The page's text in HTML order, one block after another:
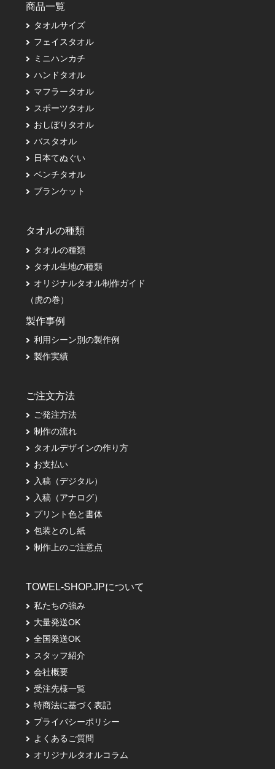
商品一覧
タオルサイズ
フェイスタオル
ミニハンカチ
ハンドタオル
マフラータオル
スポーツタオル
おしぼりタオル
バスタオル
日本てぬぐい
ベンチタオル
ブランケット
タオルの種類
タオルの種類
タオル生地の種類
オリジナルタオル制作ガイド
（虎の巻）
製作事例
利用シーン別の製作例
製作実績
ご注文方法
ご発注方法
制作の流れ
タオルデザインの作り方
お支払い
入稿（デジタル）
入稿（アナログ）
プリント色と書体
包装とのし紙
制作上のご注意点
TOWEL-SHOP.JPについて
私たちの強み
大量発送OK
全国発送OK
スタッフ紹介
会社概要
受注先様一覧
特商法に基づく表記
プライバシーポリシー
よくあるご質問
オリジナルタオルコラム